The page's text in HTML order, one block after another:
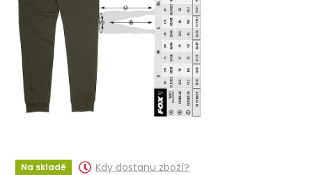
Na skladě Kdy dostanu zboží?